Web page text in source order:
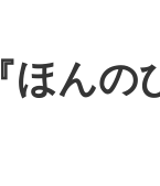
『ほん